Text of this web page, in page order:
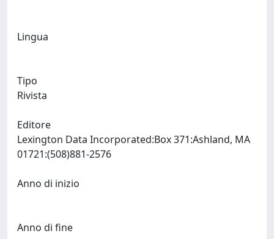
Lingua
Tipo
Rivista
Editore
Lexington Data Incorporated:Box 371:Ashland, MA
Anno di inizio
Anno di fine